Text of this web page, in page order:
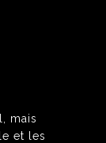
mais
et les